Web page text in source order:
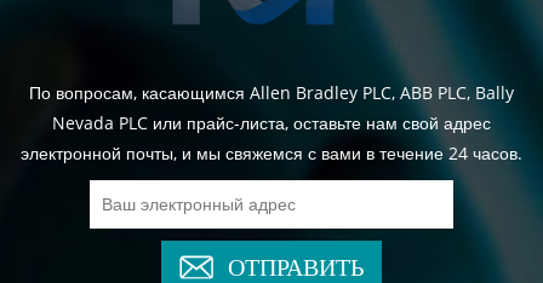
По вопросам, касающимся Allen Bradley PLC, ABB PLC, Bally
Nevada PLC или прайс-листа, оставьте нам свой адрес
электронной почты, и мы свяжемся с вами в течение 24 часов.
ОТПРАВИТЬ